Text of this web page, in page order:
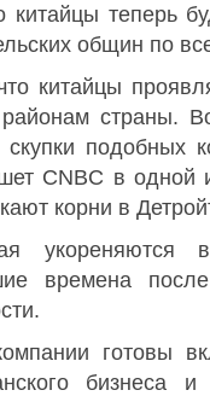
китайцы теперь
общин по
китайцы
страны.
подобных
CNBC в одной
корни в
укореняются
времена после
готовы
бизнеса